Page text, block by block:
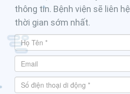
thông tin. Bệnh viện sẽ liên
thời gian sớm nhất.